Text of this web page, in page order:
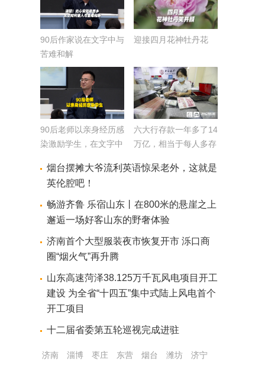
90后作家说在文字中与
苦难和解
迎接四月花神牡丹花
90后老师以亲身经历感
染激励学生，在文字中
六大行存款一年多了14
万亿，相当于每人多存
烟台摆摊大爷流利英语惊呆老外，这就是
英伦腔吧！
畅游齐鲁 乐宿山东丨在800米的悬崖之上
邂逅一场好客山东的野奢体验
济南首个大型服装夜市恢复开市 泺口商
圈“烟火气”再升腾
山东高速菏泽38.125万千瓦风电项目开工
建设 为全省“十四五”集中式陆上风电首个
开工项目
十二届省委第五轮巡视完成进驻
济南 淄博 枣庄 东营 烟台 潍坊
济宁